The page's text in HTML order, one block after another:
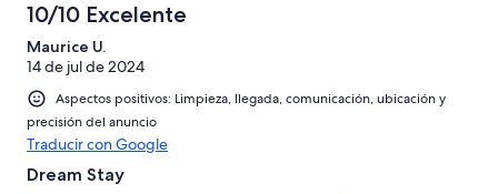
10/10 Excelente
Maurice U.
14 de jul de 2024
Aspectos positivos: Limpieza, llegada, comunicación, ubicación y
precisión del anuncio
Traducir con Google
Dream Stay